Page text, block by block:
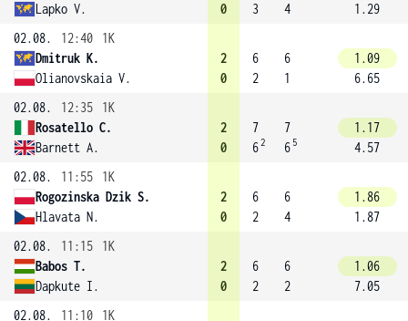
Lapko V.
0
3
4
1.29
02.08.
12:40
1K
Dmitruk K.
Olianovskaia V.
2
0
6
2
6
1
1.09
6.65
02.08.
12:35
1K
Rosatello C.
Barnett A.
2
0
7
62
7
6 5
1.17
4.57
02.08.
11:55
1K
Rogozinska Dzik S.
Hlavata N.
2
0
6
2
6
4
1.86
1.87
02.08.
11:15
1K
Babos T.
Dapkute I.
2
0
6
2
6
2
1.06
7.05
02.08.
11:10
1K